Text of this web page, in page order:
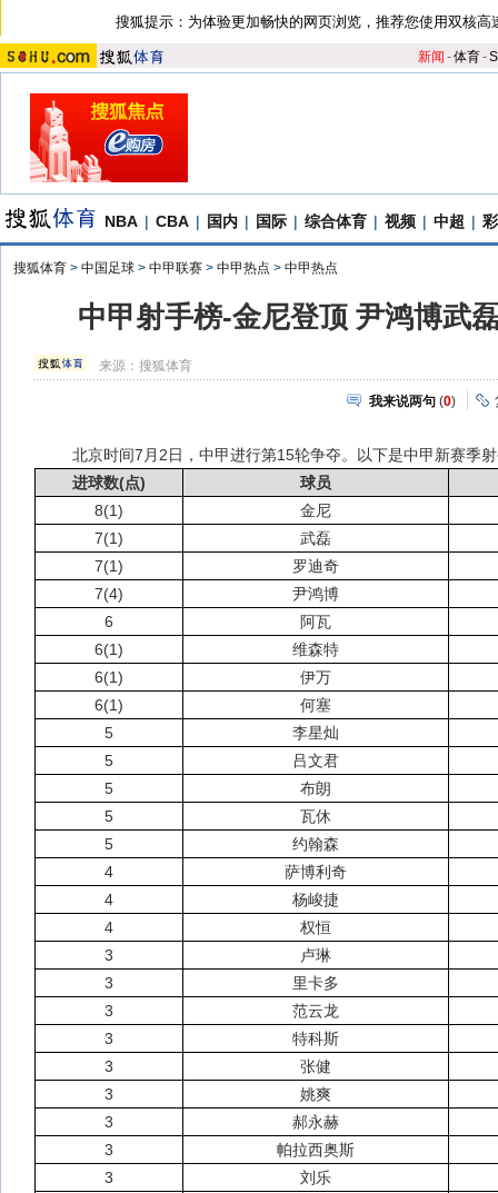
搜狐提示：为体验更加畅快的网页浏览，推荐您使用双核高
新闻 -体育-S
NBA | CBA | 国内 | 国际 | 综合体育 | 视频 | 中超 |
搜狐体育 > 中国足球 > 中甲联赛 > 中甲热点 > 中甲热点
中甲射手榜-金尼登顶 尹鸿博武
来源：搜狐体育
我来说两句 (0)
北京时间7月2日，中甲进行第15轮争夺。以下是中甲新赛季射
进球数(点)
球员
8(1)
金尼
7(1)
武磊
7(1)
罗迪奇
7(4)
尹鸿博
6
阿瓦
6(1)
维森特
6(1)
伊万
6(1)
何塞
5
李星灿
5
吕文君
5
布朗
5
瓦休
5
约翰森
4
萨博利奇
4
杨峻捷
4
权恒
3
卢琳
3
里卡多
3
范云龙
3
特科斯
3
张健
3
姚爽
3
郝永赫
3
帕拉西奥斯
3
刘乐